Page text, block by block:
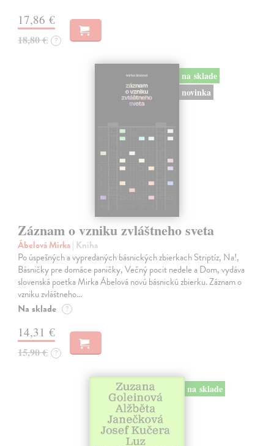
17,86 €
18,80 € ?
na sklade
novinka
Záznam o vzniku zvláštneho sveta
Ábelová Mirka| Kniha
Po úspešných a vypredaných básnických zbierkach Striptíz, Na!,
Básničky pre domáce paničky, Večný pocit nedele a Dom, vydáva
slovenská poetka Mirka Ábelová novú básnickú zbierku. Záznam o
vzniku zvláštneho…
Na sklade ?
14,31 €
15,90 € ?
na sklade